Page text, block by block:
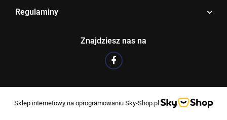
Regulaminy
Znajdziesz nas na
Sklep internetowy na oprogramowaniu Sky-Shop.pl